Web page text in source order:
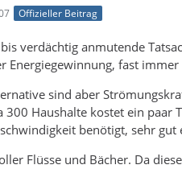
Offizieller Beitrag
verdächtig anmutende
Energiegewinnung, fast
sind aber
300 Haushalte kostet ein paar
benötigt, sehr gut
Flüsse und Bächer. Da